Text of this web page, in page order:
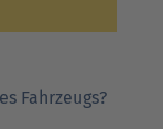
Fahrzeugs?